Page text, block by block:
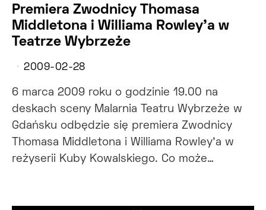
Premiera Zwodnicy Thomasa
Middletona i Williama Rowley’a w
Teatrze Wybrzeże
2009-02-28
6 marca 2009 roku o godzinie 19.00 na
deskach sceny Malarnia Teatru Wybrzeże w
Gdańsku odbędzie się premiera Zwodnicy
Thomasa Middletona i Williama Rowley’a w
reżyserii Kuby Kowalskiego. Co może…